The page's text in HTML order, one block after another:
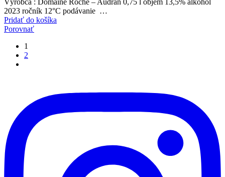
bola:
12.90 €.
je:
11.60 €.
2023 ročník 12°C podávanie …
Pridať do košíka
Porovnať
1
2